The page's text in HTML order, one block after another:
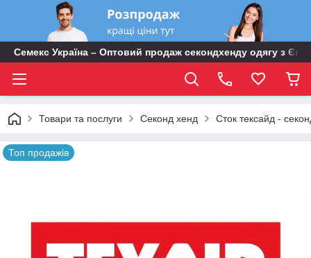
Семекс Україна – Оптовий продаж секондхенду одягу з
Товари та послуги Секонд хенд Сток тексайд -
Топ продажів